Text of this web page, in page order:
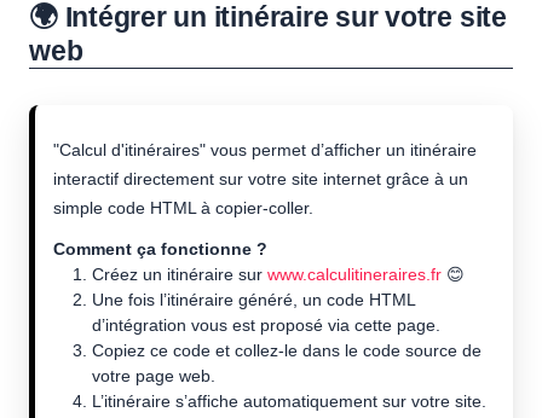
🌍 Intégrer un itinéraire sur votre site
web
"Calcul d'itinéraires" vous permet d’afficher un itinéraire
interactif directement sur votre site internet grâce à un
simple code HTML à copier-coller.
Comment ça fonctionne ?
Créez un itinéraire sur www.calculitineraires.fr 😊
Une fois l’itinéraire généré, un code HTML
d’intégration vous est proposé via cette page.
Copiez ce code et collez-le dans le code source de
votre page web.
L’itinéraire s’affiche automatiquement sur votre site.